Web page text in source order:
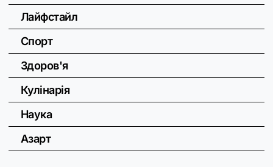
Лайфстайл
Спорт
Здоров'я
Кулінарія
Наука
Азарт